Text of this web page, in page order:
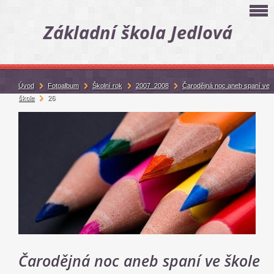
Základní škola Jedlová
Čarodějná noc aneb spaní ve škole
Úvod Fotoalbum Školní rok 2007_2008
Čarodějná noc aneb spaní ve
škole
26